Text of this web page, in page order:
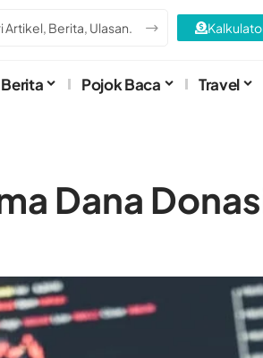
Berita Pojok Baca Travel
Dana